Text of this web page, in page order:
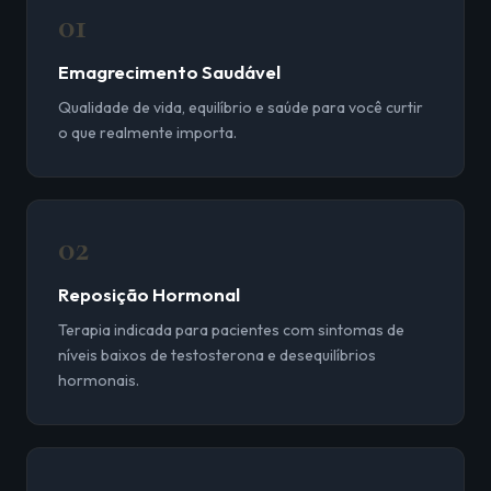
01
Emagrecimento Saudável
Qualidade de vida, equilíbrio e saúde para você curtir
o que realmente importa.
02
Reposição Hormonal
Terapia indicada para pacientes com sintomas de
níveis baixos de testosterona e desequilíbrios
hormonais.